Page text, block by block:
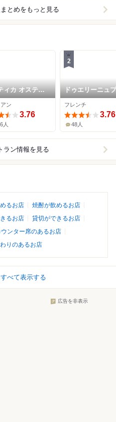
とめをもっと見る
ィカ オステリ
ネヤ
ン
3.76
人
2
ドゥエリーニュ
ス
フレンチ
3.76
48人
ラン情報を見る
るお店
焼酎が飲めるお店
るお店
貸切ができるお店
ウンター席のあるお店
りのあるお店
べて表示する
広告を非表示